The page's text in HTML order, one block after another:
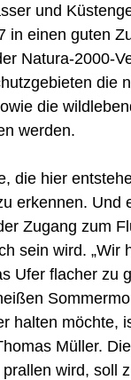
und
in einen guten
Natura-2000-
die
die
werden.
die hier
erkennen. Und
Zugang zum
sein wird. „Wir
Ufer flacher zu
halten möchte,
Müller.
wird, soll